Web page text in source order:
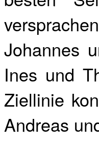
Johannes
Ines und
Ziellinie
Andreas